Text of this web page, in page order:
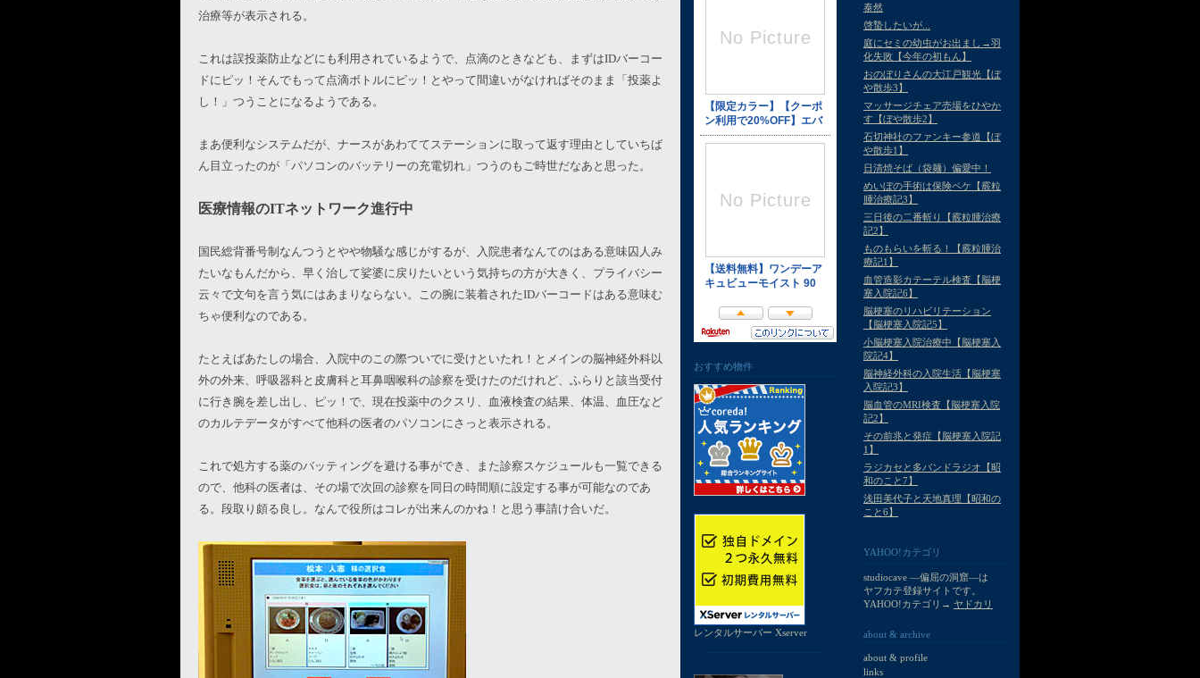
治療等が表示される。
これは誤投薬防止などにも利用されているようで、点滴のときなども、まずはIDバーコー
ドにピッ！そんでもって点滴ボトルにピッ！とやって間違いがなければそのまま「投薬よ
し！」つうことになるようである。
まあ便利なシステムだが、ナースがあわててステーションに取って返す理由としていちば
ん目立ったのが「パソコンのバッテリーの充電切れ」つうのもご時世だなあと思った。
医療情報のITネットワーク進行中
国民総背番号制なんつうとやや物騒な感じがするが、入院患者なんてのはある意味囚人み
たいなもんだから、早く治して娑婆に戻りたいという気持ちの方が大きく、プライバシー
云々で文句を言う気にはあまりならない。この腕に装着されたIDバーコードはある意味む
ちゃ便利なのである。
たとえばあたしの場合、入院中のこの際ついでに受けといたれ！とメインの脳神経外科以
外の外来、呼吸器科と皮膚科と耳鼻咽喉科の診察を受けたのだけれど、ふらりと該当受付
に行き腕を差し出し、ピッ！で、現在投薬中のクスリ、血液検査の結果、体温、血圧など
のカルテデータがすべて他科の医者のパソコンにさっと表示される。
これで処方する薬のバッティングを避ける事ができ、また診察スケジュールも一覧できる
ので、他科の医者は、その場で次回の診察を同日の時間順に設定する事が可能なのであ
る。段取り頗る良し。なんで役所はコレが出来んのかね！と思う事請け合いだ。
泰然
啓蟄したいが...
庭にセミの幼虫がお出まし→羽
化失敗【今年の初もん】
おのぼりさんの大江戸観光【ぼ
や散歩3】
マッサージチェア売場をひやか
す【ぼや散歩2】
石切神社のファンキー参道【ぼ
や散歩1】
日清焼そば（袋麺）偏愛中！
めいぼの手術は保険ペケ【霰粒
腫治療記3】
三日後の二番斬り【霰粒腫治療
記2】
ものもらいを斬る！【霰粒腫治
療記1】
血管造影カテーテル検査【脳梗
塞入院記6】
脳梗塞のリハビリテーション
【脳梗塞入院記5】
小脳梗塞入院治療中【脳梗塞入
院記4】
脳神経外科の入院生活【脳梗塞
入院記3】
脳血管のMRI検査【脳梗塞入院
記2】
その前兆と発症【脳梗塞入院記
1】
ラジカセと多バンドラジオ【昭
和のこと7】
浅田美代子と天地真理【昭和の
こと6】
YAHOO!カテゴリ
studiocave —偏屈の洞窟—は
ヤフカテ登録サイトです。
YAHOO!カテゴリ→ ヤドカリ
about & archive
about & profile
links
おすすめ物件
レンタルサーバー Xserver